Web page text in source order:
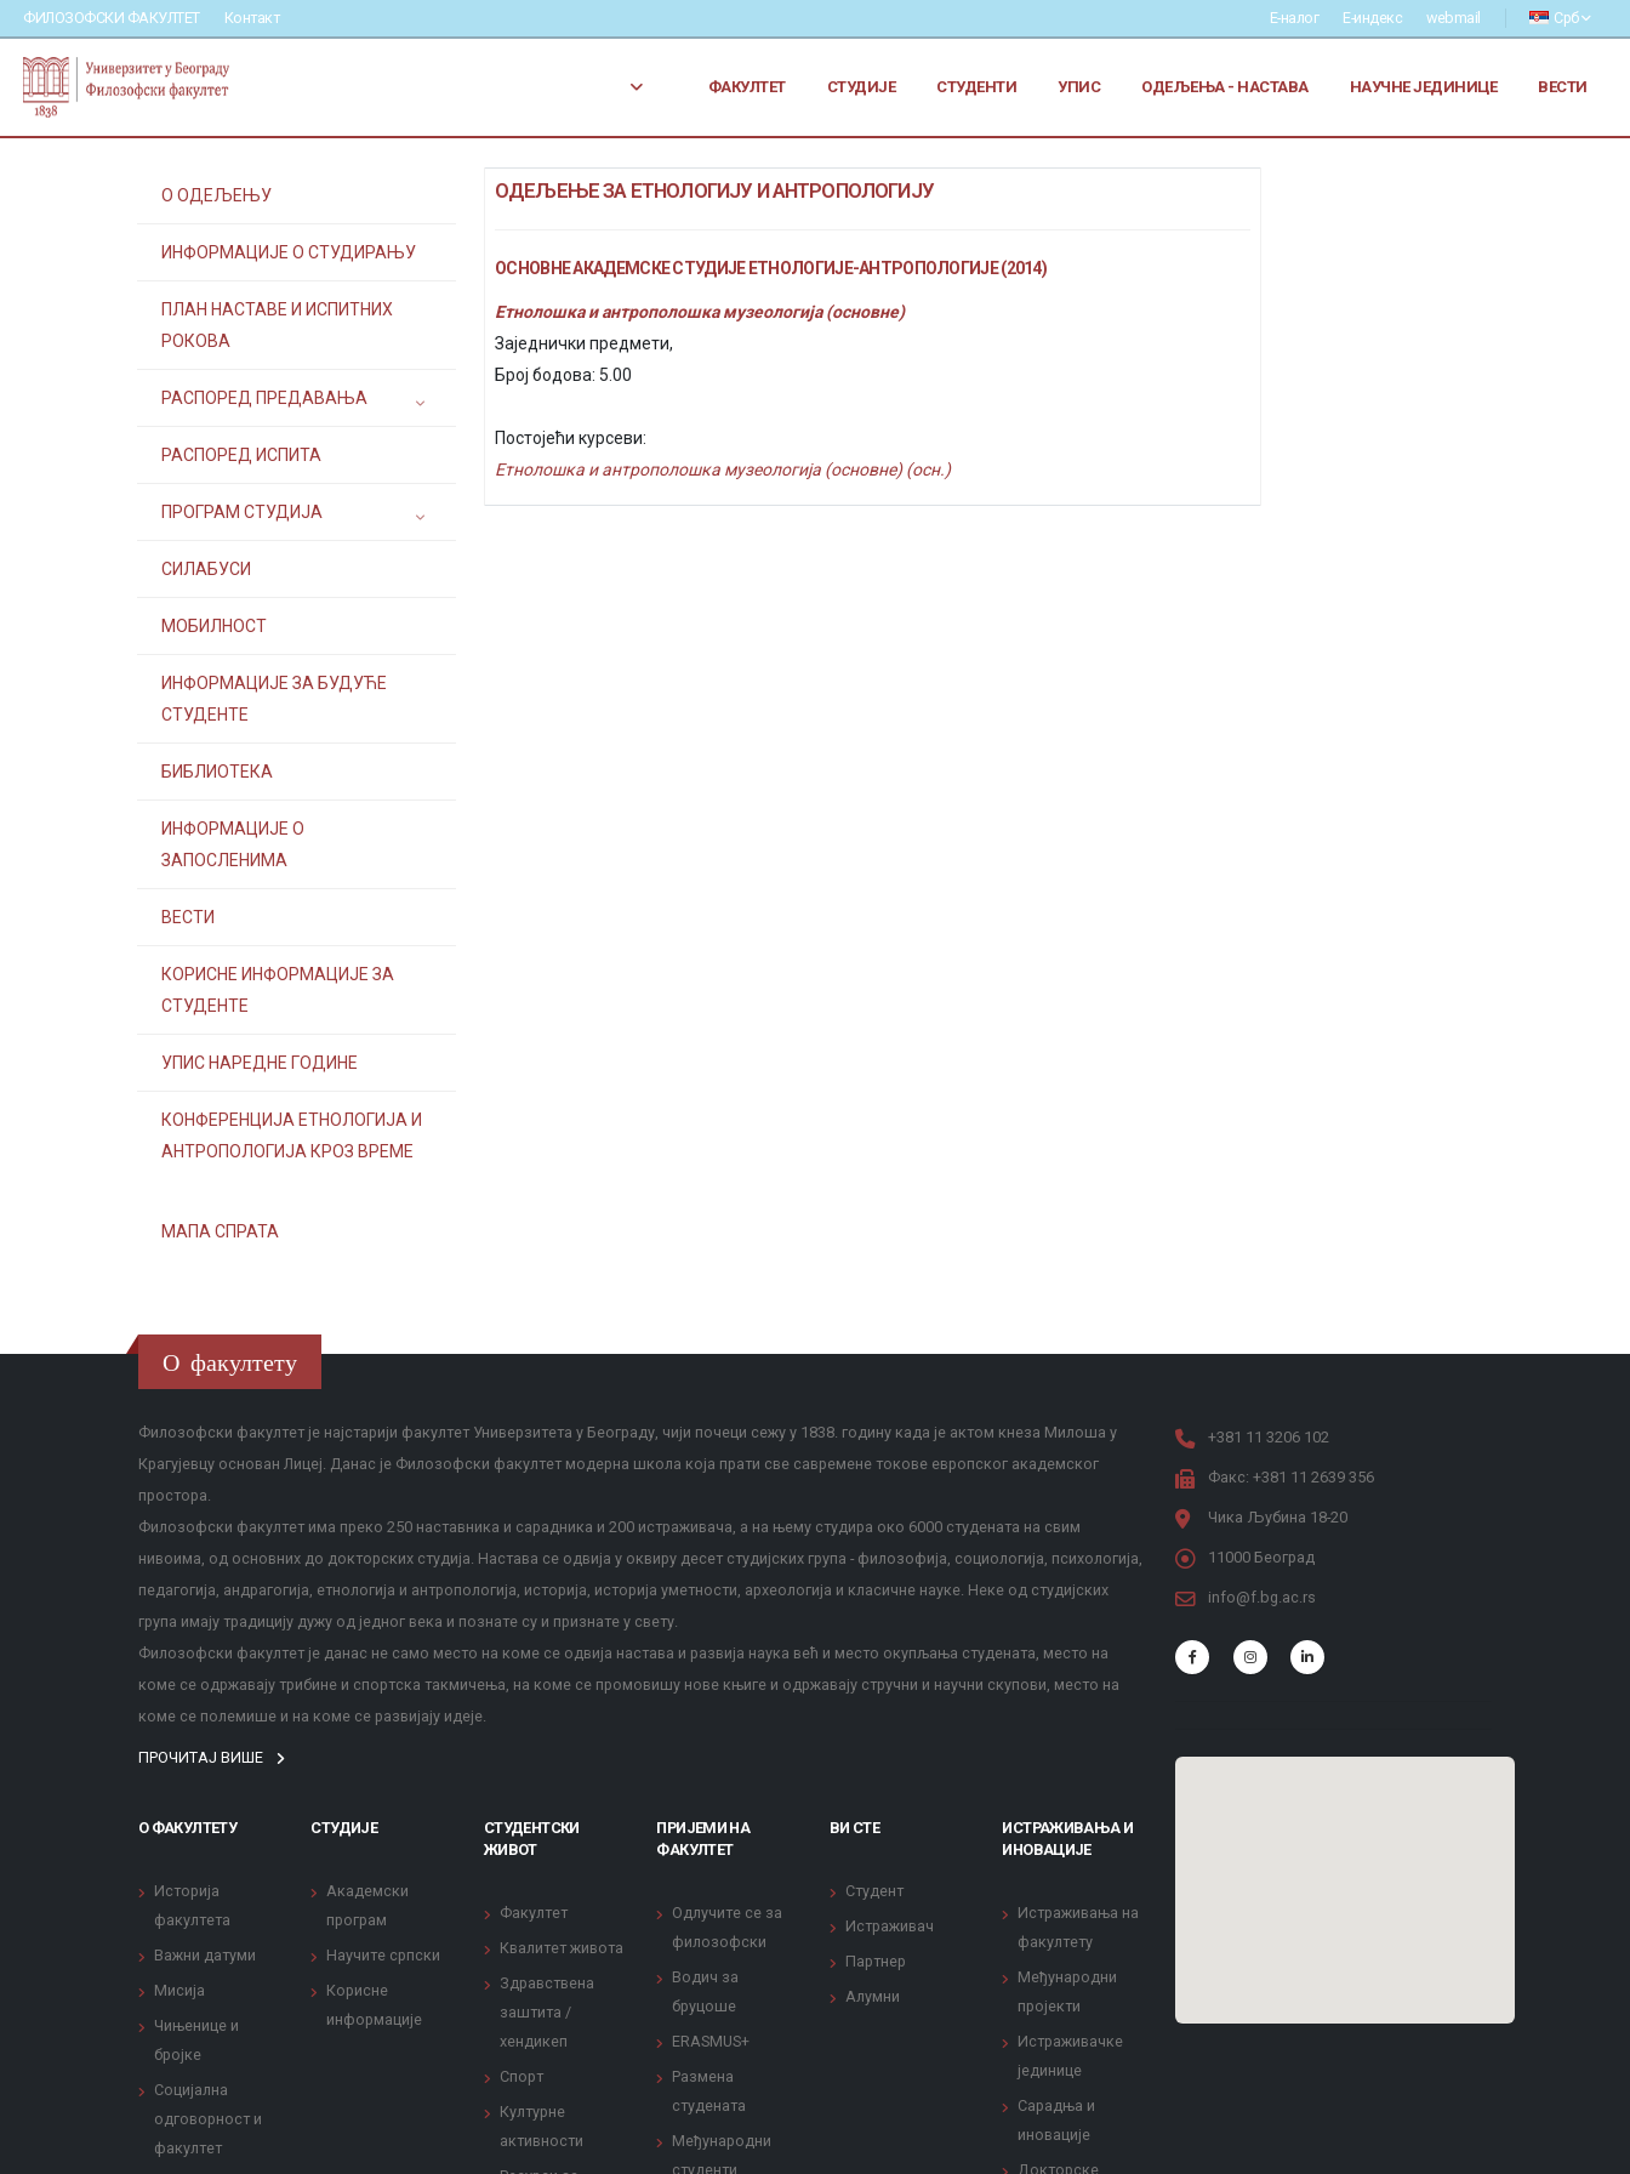
ФИЛОЗОФСКИ ФАКУЛТЕТ Контакт Е-налог Е-индекс webmail Срб
ФАКУЛТЕТ СТУДИЈЕ СТУДЕНТИ УПИС ОДЕЉЕЊА - НАСТАВА НАУЧНЕ ЈЕДИНИЦЕ ВЕСТИ
О ОДЕЉЕЊУ
ИНФОРМАЦИЈЕ О СТУДИРАЊУ
ПЛАН НАСТАВЕ И ИСПИТНИХ
РОКОВА
РАСПОРЕД ПРЕДАВАЊА
РАСПОРЕД ИСПИТА
ПРОГРАМ СТУДИЈА
СИЛАБУСИ
МОБИЛНОСТ
ИНФОРМАЦИЈЕ ЗА БУДУЋЕ
СТУДЕНТЕ
БИБЛИОТЕКА
ИНФОРМАЦИЈЕ О
ЗАПОСЛЕНИМА
ВЕСТИ
КОРИСНЕ ИНФОРМАЦИЈЕ ЗА
СТУДЕНТЕ
УПИС НАРЕДНЕ ГОДИНЕ
КОНФЕРЕНЦИЈА ЕТНОЛОГИЈА И
АНТРОПОЛОГИЈА КРОЗ ВРЕМЕ
МАПА СПРАТА
ОДЕЉЕЊЕ ЗА ЕТНОЛОГИЈУ И АНТРОПОЛОГИЈУ
ОСНОВНЕ АКАДЕМСКЕ СТУДИЈЕ ЕТНОЛОГИЈЕ-АНТРОПОЛОГИЈЕ (2014)
Етнолошка и антрополошка музеологија (основне)
Заједнички предмети,
Број бодова: 5.00
Постојећи курсеви:
Етнолошка и антрополошка музеологија (основне) (осн.)
О факултету
Филозофски факултет је најстарији факултет Универзитета у Београду, чији почеци сежу у 1838. годину када је актом кнеза Милоша у
Крагујевцу основан Лицеј. Данас је Филозофски факултет модерна школа која прати све савремене токове европског академског
простора.
Филозофски факултет има преко 250 наставника и сарадника и 200 истраживача, а на њему студира око 6000 студената на свим
нивоима, од основних до докторских студија. Настава се одвија у оквиру десет студијских група - филозофија, социологија, психологија,
педагогија, андрагогија, етнологија и антропологија, историја, историја уметности, археологија и класичне науке. Неке од студијских
група имају традицију дужу од једног века и познате су и признате у свету.
Филозофски факултет је данас не само место на коме се одвија настава и развија наука већ и место окупљања студената, место на
коме се одржавају трибине и спортска такмичења, на коме се промовишу нове књиге и одржавају стручни и научни скупови, место на
коме се полемише и на коме се развијају идеје.
ПРОЧИТАЈ ВИШЕ
О ФАКУЛТЕТУ
Историја
факултета
Важни датуми
Мисија
Чињенице и
бројке
Социјална
одговорност и
факултет
СТУДИЈЕ
Академски
програм
Научите српски
Корисне
информације
СТУДЕНТСКИ
ЖИВОТ
Факултет
Квалитет живота
Здравствена
заштита /
хендикеп
Спорт
Културне
активности
ПРИЈЕМИ НА
ФАКУЛТЕТ
Одлучите се за
филозофски
Водич за
бруцоше
ERASMUS+
Размена
студената
Међународни
студенти
ВИ СТЕ
Студент
Истраживач
Партнер
Алумни
ИСТРАЖИВАЊА И
ИНОВАЦИЈЕ
Истраживања на
факултету
Међународни
пројекти
Истраживачке
јединице
Сарадња и
иновације
Докторске
+381 11 3206 102
Факс: +381 11 2639 356
Чика Љубина 18-20
11000 Београд
info@f.bg.ac.rs